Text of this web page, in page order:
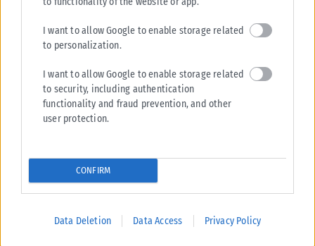
I want to allow Google to enable storage related
to personalization.
I want to allow Google to enable storage related
to security, including authentication
functionality and fraud prevention, and other
user protection.
CONFIRM
Data Deletion Data Access Privacy Policy
Υπουργείο Κλιματικής Κρίσης: Ενέργειες για την κρατική
αρωγή προς τους πυρόπληκτους
που επλήγησαν από τις πρόσφατες πυρκαγιές, με τις αρμόδιες αρχές...
ΑΝΑΡΤΉΘΗΚΕ ΑΠΌKARFITSANEWS 02/08/2026